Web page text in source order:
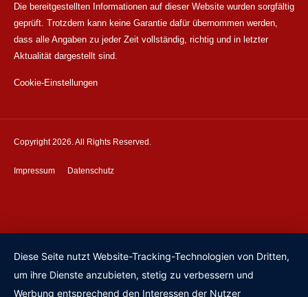
Die bereitgestellten Informationen auf dieser Website wurden sorgfältig
geprüft. Trotzdem kann keine Garantie dafür übernommen werden,
dass alle Angaben zu jeder Zeit vollständig, richtig und in letzter
Aktualität dargestellt sind.
Cookie-Einstellungen
Copyright 2026. All Rights Reserved.
Impressum Datenschutz
Diese Seite nutzt Website-Tracking-Technologien von Dritten,
um ihre Dienste anzubieten, stetig zu verbessern und
Werbung entsprechend den Interessen der Nutzer